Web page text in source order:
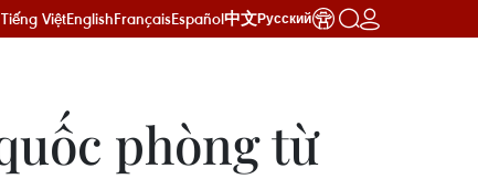
Tiếng ViệtEnglishFrançaisEspañol中文Русский
phòng từ